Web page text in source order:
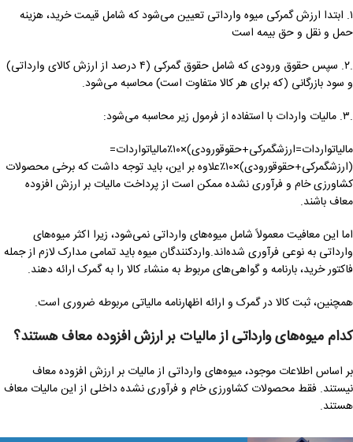
۱. ابتدا ارزش گمرکی میوه وارداتی تعیین می‌شود که شامل قیمت خرید، هزینه
حمل و نقل و حق بیمه است
.۲. سپس حقوق ورودی که شامل حقوق گمرکی (۴ درصد از ارزش کالای وارداتی)
و سود بازرگانی (که برای هر کالا متفاوت است) محاسبه می‌شود.
.۳. مالیات واردات با استفاده از فرمول زیر محاسبه می‌شود:
مالیاتواردات=ارزشگمرکی+حقوقورودی)×۱۰٪مالیاتواردات=
(ارزشگمرکی+حقوقورودی)×۱۰٪علاوه بر این، باید توجه داشت که برخی محصولات
کشاورزی خام و فرآوری نشده ممکن است از پرداخت مالیات بر ارزش افزوده
معاف باشند.
اما این معافیت معمولاً شامل میوه‌های وارداتی نمی‌شود، زیرا اکثر میوه‌های
وارداتی به نوعی فرآوری شده‌اند.واردکنندگان میوه باید تمامی مدارک لازم از جمله
فاکتور خرید، بارنامه و گواهی‌های مربوط به منشاء کالا را به گمرک ارائه دهند.
همچنین، ثبت کالا در گمرک و ارائه اظهارنامه مالیاتی مربوطه ضروری است.
کدام میوه‌های وارداتی از مالیات بر ارزش افزوده معاف هستند؟
بر اساس اطلاعات موجود، میوه‌های وارداتی از مالیات بر ارزش افزوده معاف
نیستند. فقط محصولات کشاورزی خام و فرآوری نشده داخلی از این مالیات معاف
هستند.